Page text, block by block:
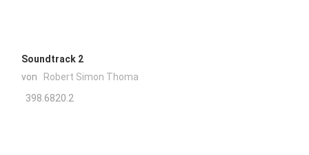
Soundtrack 2
von
Robert Simon Thoma
398.6820.2